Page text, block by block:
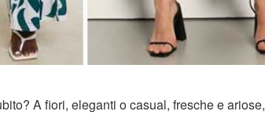
A fiori, eleganti o casual, fresche e ariose,